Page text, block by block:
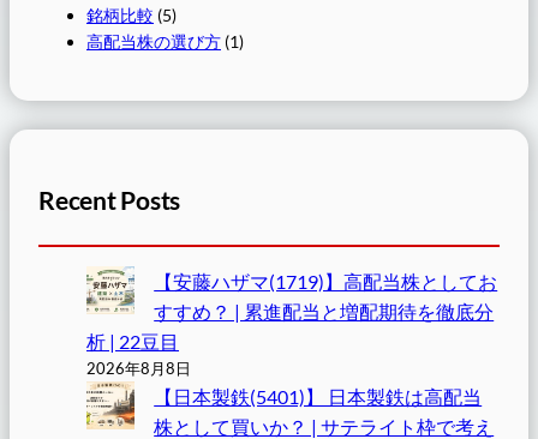
銘柄比較 (5)
高配当株の選び方 (1)
Recent Posts
【安藤ハザマ(1719)】高配当株としてお
すすめ？ | 累進配当と増配期待を徹底分
析 | 22豆目
2026年8月8日
【日本製鉄(5401)】 日本製鉄は高配当
株として買いか？ | サテライト枠で考え